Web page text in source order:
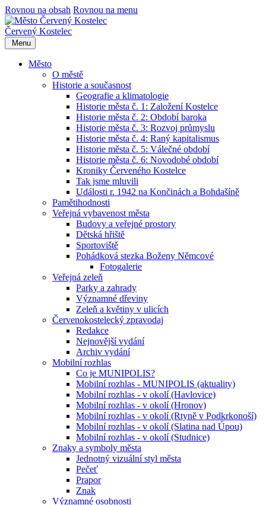
Rovnou na obsah Rovnou na menu
Červený Kostelec
Menu
Město
O městě
Historie a současnost
Geografie a klimatologie
Historie města č. 1: Založení Kostelce
Historie města č. 2: Období baroka
Historie města č. 3: Rozvoj průmyslu
Historie města č. 4: Raný kapitalismus
Historie města č. 5: Válečné období
Historie města č. 6: Novodobé období
Kroniky Červeného Kostelce
Tak jsme mluvili
Události r. 1942 na Končinách a Bohdašíně
Pamětihodnosti
Veřejná vybavenost města
Budovy a veřejné prostory
Dětská hřiště
Sportoviště
Pohádková stezka Boženy Němcové
Fotogalerie
Veřejná zeleň
Parky a zahrady
Významné dřeviny
Zeleň a květiny v ulicích
Červenokostelecký zpravodaj
Redakce
Nejnovější vydání
Archiv vydání
Mobilní rozhlas
Co je MUNIPOLIS?
Mobilní rozhlas - MUNIPOLIS (aktuality)
Mobilní rozhlas - v okolí (Havlovice)
Mobilní rozhlas - v okolí (Hronov)
Mobilní rozhlas - v okolí (Rtyně v Podkrkonoší)
Mobilní rozhlas - v okolí (Slatina nad Úpou)
Mobilní rozhlas - v okolí (Studnice)
Znaky a symboly města
Jednotný vizuální styl města
Pečeť
Prapor
Znak
Významné osobnosti